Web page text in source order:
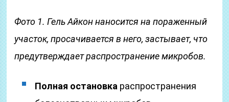
Фото 1. Гель Айкон наносится на пораженный
участок, просачивается в него, застывает, что
предутверждает распространение микробов.
Полная остановка распространения